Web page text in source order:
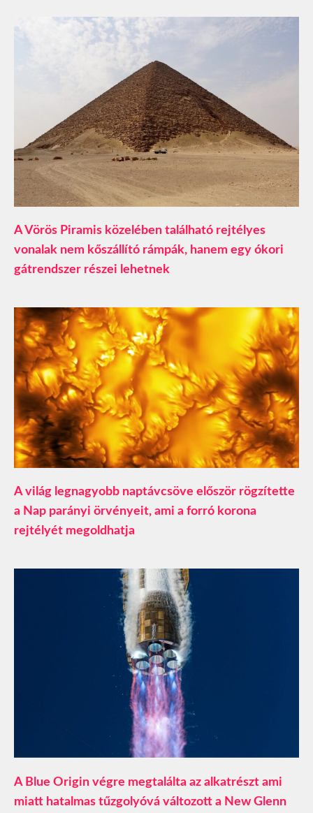
A Vörös Piramis közelében található rejtélyes
vonalak nem kőszállító rámpák, hanem egy ókori
gátrendszer részei lehetnek
A világ legnagyobb naptávcsöve először rögzítette
a Nap parányi örvényeit, ami a forró korona
rejtélyét megoldhatja
A Blue Origin végre megtalálta az alkatrészt ami
miatt hatalmas tűzgolyóvá változott a New Glenn